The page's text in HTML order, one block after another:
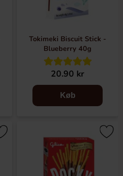
Tokimeki Biscuit Stick -
Blueberry 40g
20.90 kr
Køb